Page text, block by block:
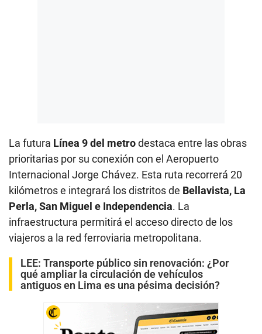
La futura Línea 9 del metrodestaca entre las obras
prioritarias por su conexión con el Aeropuerto
Internacional Jorge Chávez. Esta ruta recorrerá 20
kilómetros e integrará los distritos de Bellavista, La
Perla, San Miguel e Independencia. La
infraestructura permitirá el acceso directo de los
viajeros a la red ferroviaria metropolitana.
LEE: Transporte público sin renovación: ¿Por
qué ampliar la circulación de vehículos
antiguos en Lima es una pésima decisión?